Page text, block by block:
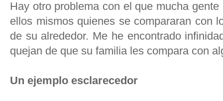
Hay otro problema con el que mucha
ellos mismos quienes se compararan con
de su alrededor. Me he encontrado
quejan de que su familia les compara con
Un ejemplo esclarecedor